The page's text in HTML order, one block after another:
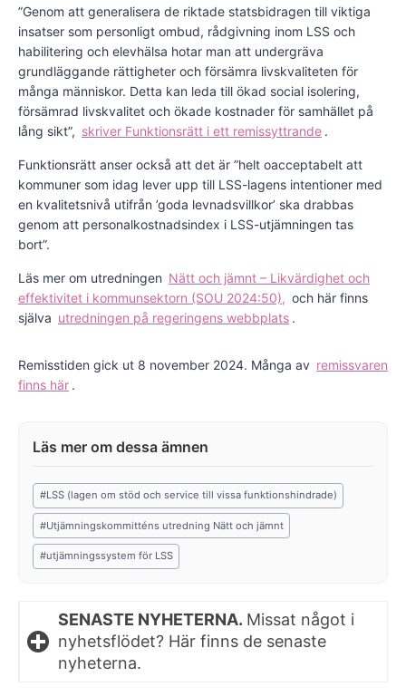
”Genom att generalisera de riktade statsbidragen till viktiga
insatser som personligt ombud, rådgivning inom LSS och
habilitering och elevhälsa hotar man att undergräva
grundläggande rättigheter och försämra livskvaliteten för
många människor. Detta kan leda till ökad social isolering,
försämrad livskvalitet och ökade kostnader för samhället på
lång sikt”, skriver Funktionsrätt i ett remissyttrande .
Funktionsrätt anser också att det är ”helt oacceptabelt att
kommuner som idag lever upp till LSS-lagens intentioner med
en kvalitetsnivå utifrån ’goda levnadsvillkor’ ska drabbas
genom att personalkostnadsindex i LSS-utjämningen tas
bort”.
Läs mer om utredningen Nätt och jämnt – Likvärdighet och
effektivitet i kommunsektorn (SOU 2024:50), och här finns
själva utredningen på regeringens webbplats .
Remisstiden gick ut 8 november 2024. Många av remissvaren
finns här .
Post
Tags:
#LSS (lagen om stöd och service till vissa funktionshindrade)
#Utjämningskommitténs utredning Nätt och jämnt
#utjämningssystem för LSS
SENASTE NYHETERNA. Missat något i
nyhetsflödet? Här finns de senaste
nyheterna.